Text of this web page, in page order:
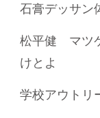
石膏デッサン
松平健 マツ
けとよ
学校アウトリ